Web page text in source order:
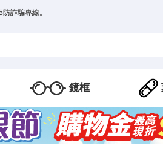
詐騙專線。
鏡框